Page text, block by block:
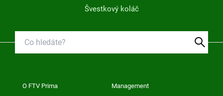
Švestkový koláč
O FTV Prima Management